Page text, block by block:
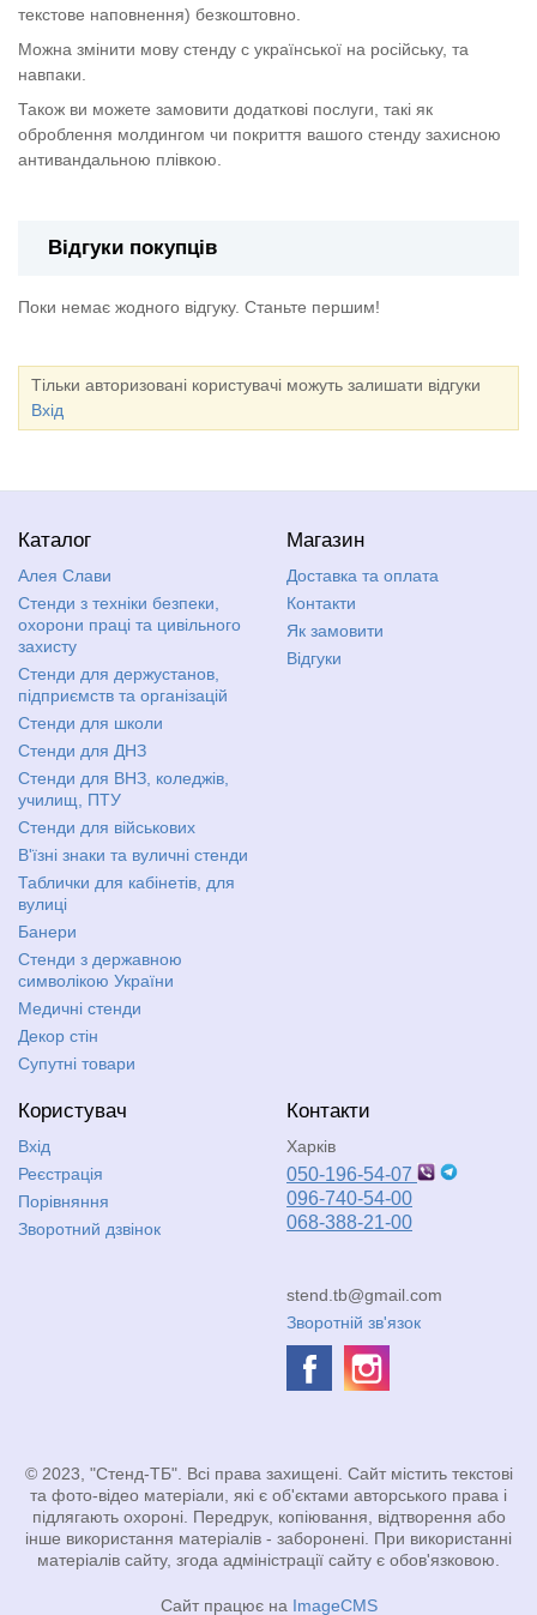
текстове наповнення) безкоштовно.
Можна змінити мову стенду с української на російську, та
навпаки.
Також ви можете замовити додаткові послуги, такі як
оброблення молдингом чи покриття вашого стенду захисною
антивандальною плівкою.
Відгуки покупців
Поки немає жодного відгуку. Станьте першим!
Тільки авторизовані користувачі можуть залишати відгуки
Вхід
Каталог
Алея Слави
Стенди з техніки безпеки,
охорони праці та цивільного
захисту
Стенди для держустанов,
підприємств та організацій
Стенди для школи
Стенди для ДНЗ
Стенди для ВНЗ, коледжів,
училищ, ПТУ
Стенди для військових
В'їзні знаки та вуличні стенди
Таблички для кабінетів, для
вулиці
Банери
Стенди з державною
символікою України
Медичні стенди
Декор стін
Супутні товари
Магазин
Доставка та оплата
Контакти
Як замовити
Відгуки
Користувач
Вхід
Реєстрація
Порівняння
Зворотний дзвінок
Контакти
Харків
050-196-54-07
096-740-54-00
068-388-21-00
stend.tb@gmail.com
Зворотній зв'язок
© 2023, "Стенд-ТБ". Всі права захищені. Сайт містить текстові
та фото-відео матеріали, які є об'єктами авторського права і
підлягають охороні. Передрук, копіювання, відтворення або
інше використання матеріалів - заборонені. При використанні
матеріалів сайту, згода адміністрації сайту є обов'язковою.
Сайт працює на ImageCMS